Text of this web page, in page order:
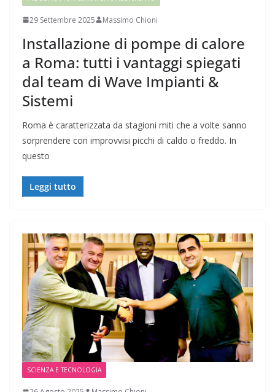
29 Settembre 2025 Massimo Chioni
Installazione di pompe di calore
a Roma: tutti i vantaggi spiegati
dal team di Wave Impianti &
Sistemi
Roma è caratterizzata da stagioni miti che a volte sanno
sorprendere con improvvisi picchi di caldo o freddo. In
questo
Leggi tutto
SCIENZA E TECNOLOGIA